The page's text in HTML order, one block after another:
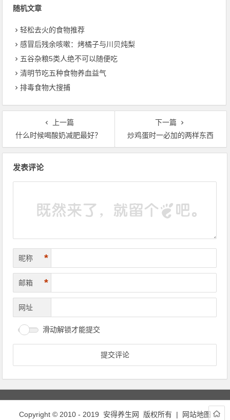
随机文章
轻松去火的食物推荐
感冒后残余咳嗽：烤橘子与川贝炖梨
五谷杂粮5类人绝不可以随便吃
清明节吃五种食物养血益气
排毒食物大搜捕
上一篇
什么时候喝酸奶减肥最好？
下一篇
炒鸡蛋时一必加的两样东西
发表评论
昵称 *
邮箱 *
网址
滑动解锁才能提交
Copyright © 2010 - 2019 安得养生网 版权所有 | 网站地图